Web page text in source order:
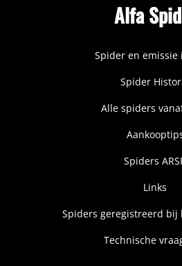
Alfa
Spider en emissie
Spider
Alle spiders
Spiders
Links
Spiders geregistreerd bij
Technische